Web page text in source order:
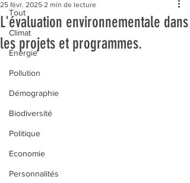
Tout
Climat
Énergie
Pollution
Démographie
Biodiversité
Politique
Economie
Personnalités
L'évaluation environnementale dans
les projets et programmes.
25 févr. 2025 2 min de lecture